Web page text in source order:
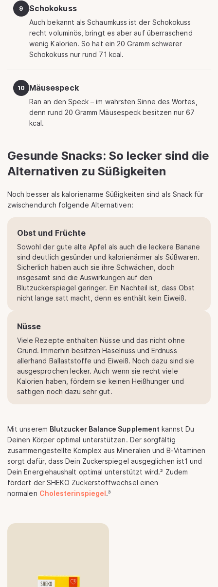
9 Schokokuss
Auch bekannt als Schaumkuss ist der Schokokuss
recht voluminös, bringt es aber auf überraschend
wenig Kalorien. So hat ein 20 Gramm schwerer
Schokokuss nur rund 71 kcal.
10 Mäusespeck
Ran an den Speck – im wahrsten Sinne des Wortes,
denn rund 20 Gramm Mäusespeck besitzen nur 67
kcal.
Gesunde Snacks: So lecker sind die
Alternativen zu Süßigkeiten
Noch besser als kalorienarme Süßigkeiten sind als Snack für
zwischendurch folgende Alternativen:
Obst und Früchte
Sowohl der gute alte Apfel als auch die leckere Banane
sind deutlich gesünder und kalorienärmer als Süßwaren.
Sicherlich haben auch sie ihre Schwächen, doch
insgesamt sind die Auswirkungen auf den
Blutzuckerspiegel geringer. Ein Nachteil ist, dass Obst
nicht lange satt macht, denn es enthält kein Eiweiß.
Nüsse
Viele Rezepte enthalten Nüsse und das nicht ohne
Grund. Immerhin besitzen Haselnuss und Erdnuss
allerhand Ballaststoffe und Eiweiß. Noch dazu sind sie
ausgesprochen lecker. Auch wenn sie recht viele
Kalorien haben, fördern sie keinen Heißhunger und
sättigen noch dazu sehr gut.
Mit unserem Blutzucker Balance Supplement kannst Du
Deinen Körper optimal unterstützen. Der sorgfältig
zusammengestellte Komplex aus Mineralien und B-Vitaminen
sorgt dafür, dass Dein Zuckerspiegel ausgeglichen ist1 und
Dein Energiehaushalt optimal unterstützt wird.² Zudem
fördert der SHEKO Zuckerstoffwechsel einen
normalen Cholesterinspiegel.³